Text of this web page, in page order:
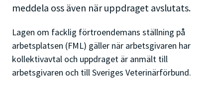
meddela oss även när uppdraget avslutats.
Lagen om facklig förtroendemans ställning på
arbetsplatsen (FML) gäller när arbetsgivaren har
kollektivavtal och uppdraget är anmält till
arbetsgivaren och till Sveriges Veterinärförbund.